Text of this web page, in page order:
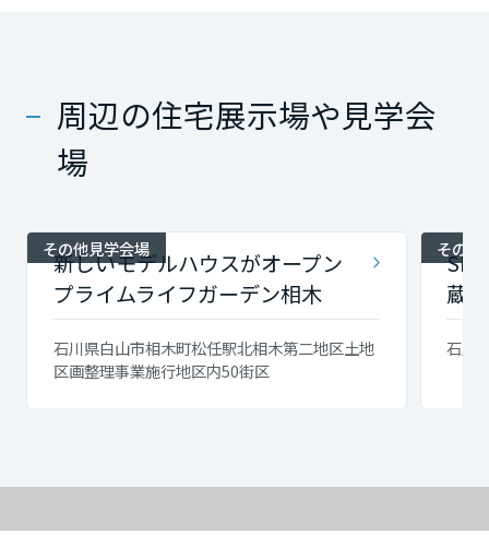
周辺の住宅展示場や見学会
場
その他見学会場
新しいモデルハウスがオープン
プライムライフガーデン相木
石川県白山市相木町松任駅北相木第二地区土地
区画整理事業施行地区内50街区
その他
蔵
石川